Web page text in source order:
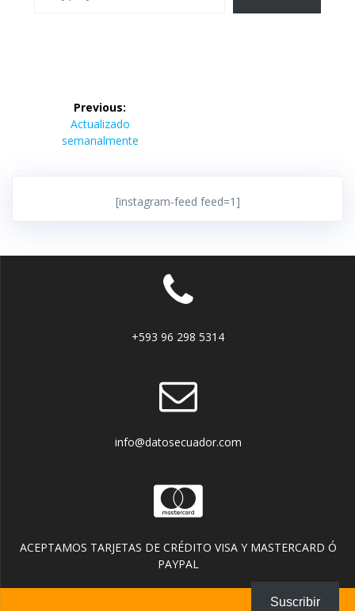
Navegación
Previous:
Previous
post:
Actualizado
semanalmente
[instagram-feed feed=1]
+593 96 298 5314
info@datosecuador.com
ACEPTAMOS TARJETAS DE CRÉDITO VISA Y MASTERCARD Ó
PAYPAL
Suscribir